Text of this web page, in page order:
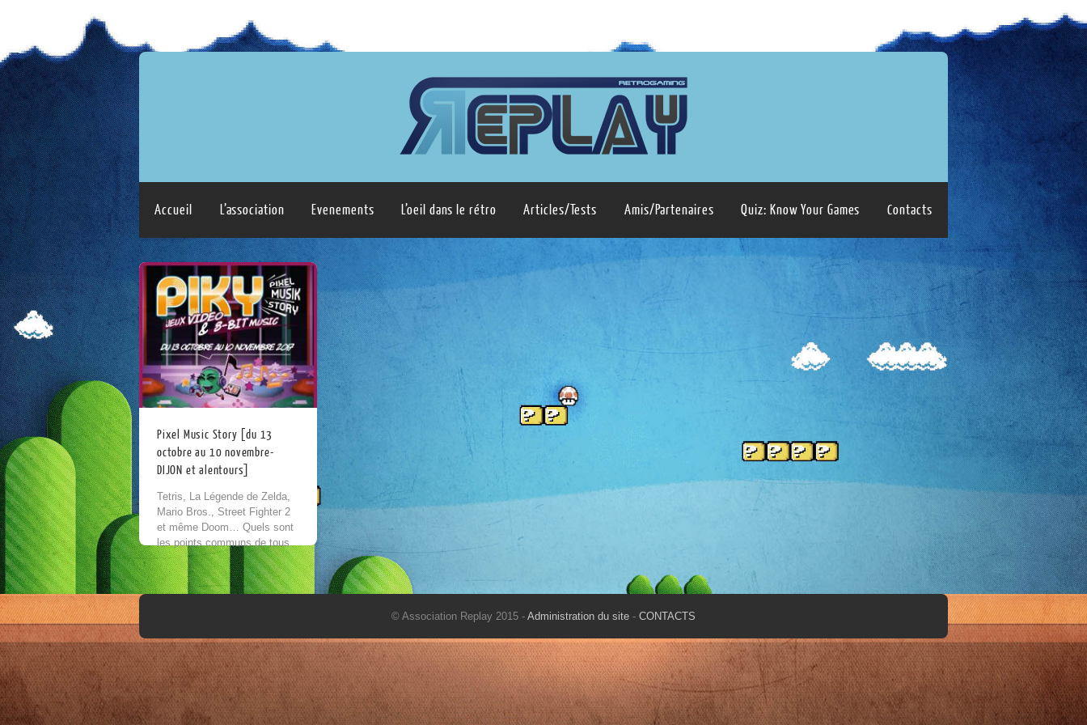
Accueil L’association Evenements L’oeil dans le rétro Articles/Tests Amis/Partenaires Quiz: Know Your Games Contacts
Pixel Music Story [du 13
octobre au 10 novembre-
DIJON et alentours]
Tetris, La Légende de Zelda,
Mario Bros., Street Fighter 2
et même Doom… Quels sont
les points communs de tous
ces jeux vidéo, en plus d’être
parmi les plus connus ?...
© Association Replay 2015 - Administration du site - CONTACTS